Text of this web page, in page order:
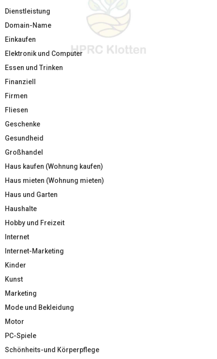
Dienstleistung
Domain-Name
Einkaufen
Elektronik und Computer
Essen und Trinken
Finanziell
Firmen
Fliesen
Geschenke
Gesundheid
Großhandel
Haus kaufen (Wohnung kaufen)
Haus mieten (Wohnung mieten)
Haus und Garten
Haushalte
Hobby und Freizeit
Internet
Internet-Marketing
Kinder
Kunst
Marketing
Mode und Bekleidung
Motor
PC-Spiele
Schönheits-und Körperpflege